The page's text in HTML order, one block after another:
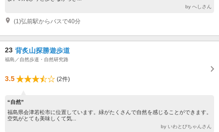
by へしさん
(1)弘前駅からバスで40分
23 背炙山探勝遊歩道
福島／自然歩道・自然研究路
3.5 (2件)
“自然”
福島県会津若松市に位置しています。緑がたくさんで自然を感じることができます。
空気がとても美味しくて気...
by いわとびちゃんさん